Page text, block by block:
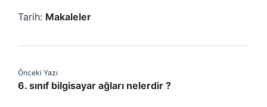
Tarih: Makaleler
Önceki Yazı
6. sınıf bilgisayar ağları nelerdir ?